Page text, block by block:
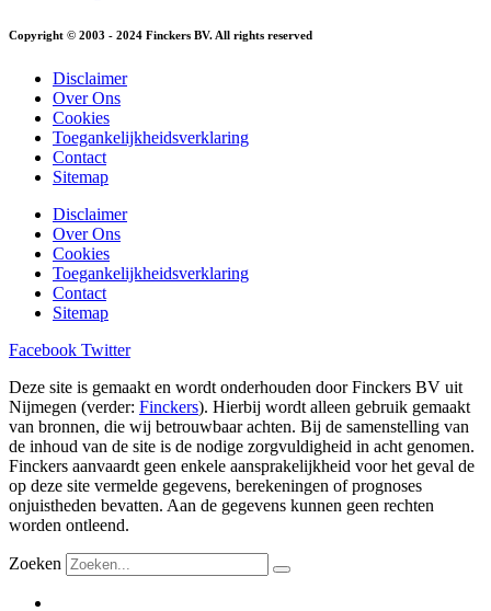
Copyright © 2003 - 2024 Finckers BV. All rights reserved
Disclaimer
Over Ons
Cookies
Toegankelijkheidsverklaring
Contact
Sitemap
Disclaimer
Over Ons
Cookies
Toegankelijkheidsverklaring
Contact
Sitemap
Facebook Twitter
Deze site is gemaakt en wordt onderhouden door Finckers BV uit
Nijmegen (verder: Finckers). Hierbij wordt alleen gebruik gemaakt
van bronnen, die wij betrouwbaar achten. Bij de samenstelling van
de inhoud van de site is de nodige zorgvuldigheid in acht genomen.
Finckers aanvaardt geen enkele aansprakelijkheid voor het geval de
op deze site vermelde gegevens, berekeningen of prognoses
onjuistheden bevatten. Aan de gegevens kunnen geen rechten
worden ontleend.
Zoeken